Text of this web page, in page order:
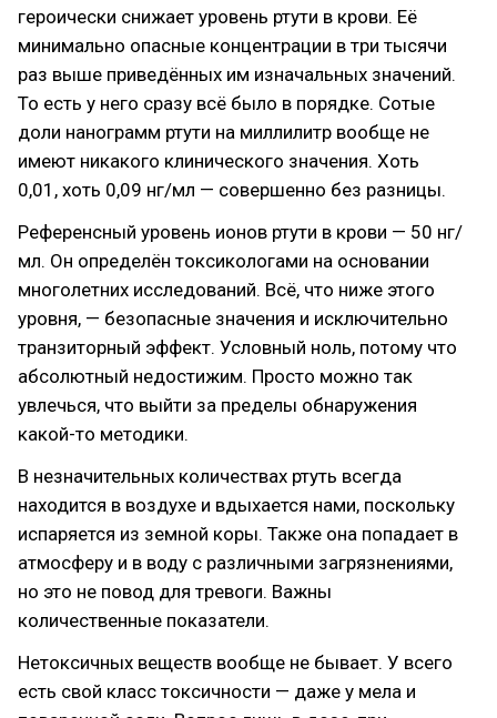
героически снижает уровень ртути в крови. Её
минимально опасные концентрации в три тысячи
раз выше приведённых им изначальных значений.
То есть у него сразу всё было в порядке. Сотые
доли нанограмм ртути на миллилитр вообще не
имеют никакого клинического значения. Хоть
0,01, хоть 0,09 нг/мл — совершенно без разницы.
Референсный уровень ионов ртути в крови — 50 нг/
мл. Он определён токсикологами на основании
многолетних исследований. Всё, что ниже этого
уровня, — безопасные значения и исключительно
транзиторный эффект. Условный ноль, потому что
абсолютный недостижим. Просто можно так
увлечься, что выйти за пределы обнаружения
какой-то методики.
В незначительных количествах ртуть всегда
находится в воздухе и вдыхается нами, поскольку
испаряется из земной коры. Также она попадает в
атмосферу и в воду с различными загрязнениями,
но это не повод для тревоги. Важны
количественные показатели.
Нетоксичных веществ вообще не бывает. У всего
есть свой класс токсичности — даже у мела и